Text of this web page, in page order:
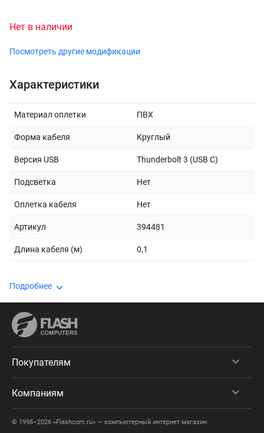
Нет в наличии
Посмотреть другие модификации
Характеристики
Материал оплетки ПВХ
Форма кабеля Круглый
Версия USB Thunderbolt 3 (USB C)
Подсветка Нет
Оплетка кабеля Нет
Артикул 394481
Длина кабеля (м) 0,1
Подробнее
Покупателям
Компаниям
© 1998–2026 «Flashcom.ru» — компьютерный интернет магазин